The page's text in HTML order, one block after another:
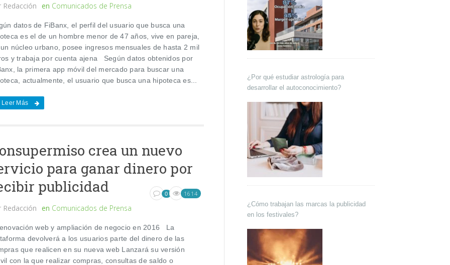
Redacción en Comunicados de Prensa
datos de FiBanx, el perfil del usuario que busca una
es el de un hombre menor de 47 años, vive en pareja,
núcleo urbano, posee ingresos mensuales de hasta 2 mil
y trabaja por cuenta ajena Según datos obtenidos por
la primera app móvil del mercado para buscar una
actualmente, el usuario que busca una hipoteca es...
Leer Más
crea un nuevo
para ganar dinero por
publicidad
Redacción en Comunicados de Prensa
0 1614
web y ampliación de negocio en 2016 La
devolverá a los usuarios parte del dinero de las
que realicen en su nueva web Lanzará su versión
con la que realizar compras, consultas de saldo o
¿Por qué estudiar astrología para
desarrollar el autoconocimiento?
¿Cómo trabajan las marcas la publicidad
en los festivales?